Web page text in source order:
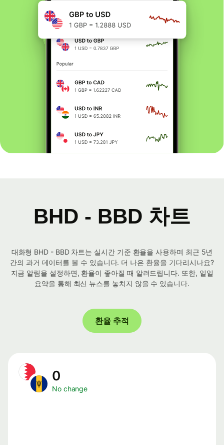
BHD - BBD 차트
대화형 BHD - BBD 차트는 실시간 기준 환율을 사용하며 최근 5년
간의 과거 데이터를 볼 수 있습니다. 더 나은 환율을 기다리시나요?
지금 알림을 설정하면, 환율이 좋아질 때 알려드립니다. 또한, 일일
요약을 통해 최신 뉴스를 놓치지 않을 수 있습니다.
환율 추적
0
No change